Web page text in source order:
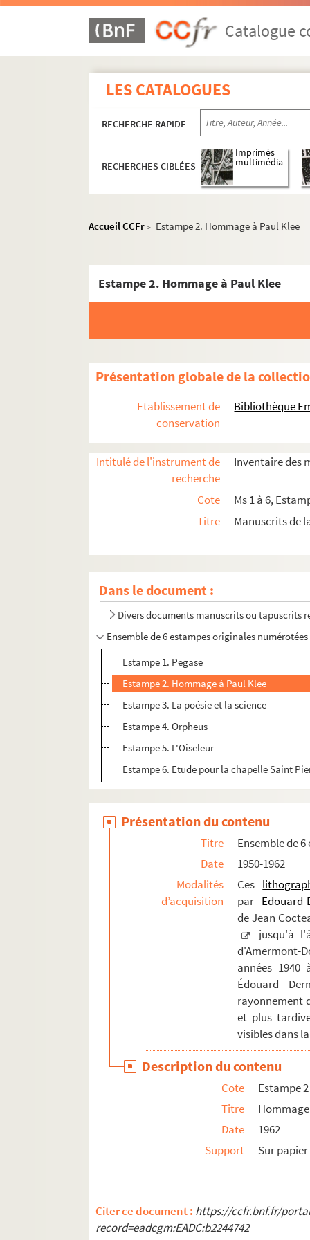
Catalogue
LES CATALOGUES
RECHERCHE RAPIDE
RECHERCHES CIBLÉES
Imprimés
multimédia
Accueil CCFr > Estampe 2. Hommage à Paul Klee
Estampe 2. Hommage à Paul Klee
Présentation globale de la
Etablissement de
conservation
Bibliothèque
Intitulé de l'instrument de
recherche
Inventaire des
Cote
Ms 1 à 6,
Titre
Manuscrits de
Dans le document :
Divers documents manuscrits ou tapuscrits
Ensemble de 6 estampes originales
Estampe 1. Pegase
Estampe 2. Hommage à Paul Klee
Estampe 3. La poésie et la science
Estampe 4. Orpheus
Estampe 5. L'Oiseleur
Estampe 6. Etude pour la chapelle Saint
Présentation du contenu
Titre
Ensemble de
Date
1950-1962
Modalités
d’acquisition
Ces
par Edouard
de Jean
jusqu'à
d'Amermont-
années 1940
Édouard
rayonnement
et plus
visibles dans
Description du contenu
Cote
Estampe 2
Titre
Date
1962
Support
Sur
Citer ce document : https://ccfr.bnf.fr/
record=eadcgm:EADC:b2244742